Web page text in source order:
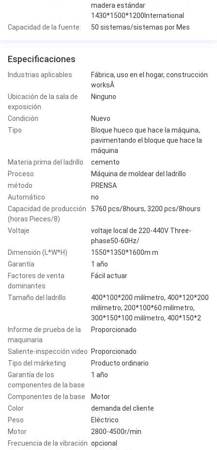
madera estándar
1430*1500*1200International
Capacidad de la fuente:
50 sistemas/sistemas por Mes
Especificaciones
Industrias aplicables
Fábrica, uso en el hogar, construcción
worksÂ
Ubicación de la sala de
exposición
Ninguno
Condición
Nuevo
Tipo
Bloque hueco que hace la máquina,
pavimentando el bloque que hace la
máquina
Materia prima del ladrillo
cemento
Proceso
Máquina de moldear del ladrillo
método
PRENSA
Automático
no
Capacidad de producción
(horas Pieces/8)
5760 pcs/8hours, 3200 pcs/8hours
Voltaje
voltaje local de 220-440V Three-
phase50-60Hz/
Dimensión (L*W*H)
1550*1350*1600m m
Garantía
1 año
Factores de venta
dominantes
Fácil actuar
Tamaño del ladrillo
400*100*200 milímetro, 400*120*200
milímetro, 200*100*60 milímetro,
300*150*100 milímetro, 400*150*2
Informe de prueba de la
maquinaria
Proporcionado
Saliente-inspección video
Proporcionado
Tipo del márketing
Producto ordinario
Garantía de los
componentes de la base
1 año
Componentes de la base
Motor
Color
demanda del cliente
Peso
Eléctrico
Motor
2800-4500r/min
Frecuencia de la vibración opcional